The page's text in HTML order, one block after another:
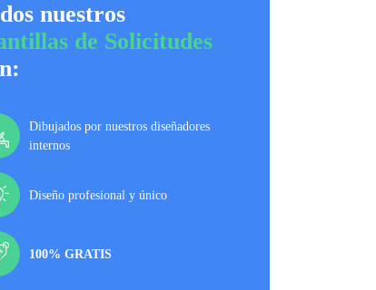
nuestros
de Solicitudes
Dibujados por nuestros diseñadores
internos
Diseño profesional y único
100% GRATIS